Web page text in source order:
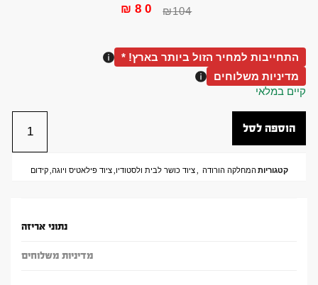
₪104
₪80
התחייבות למחיר הזול ביותר בארץ! *
מדיניות משלוחים
קיים במלאי
הוספה לסל
קטגוריות המחלקה הורודה ,ציוד כושר לבית ולסטודיו,ציוד פילאטיס ויוגה,קידום
נתוני אריזה
מדיניות משלוחים